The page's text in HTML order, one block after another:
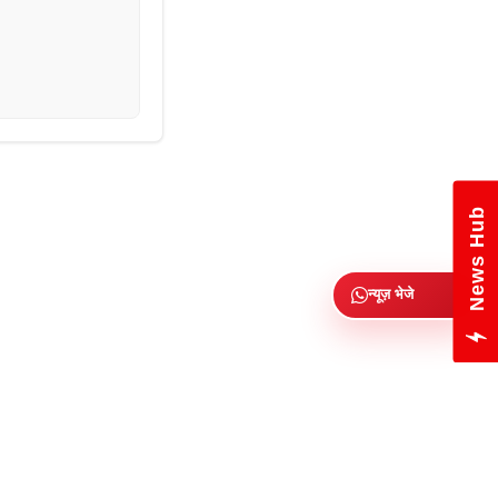
न्यूज़ भेजे News Hub